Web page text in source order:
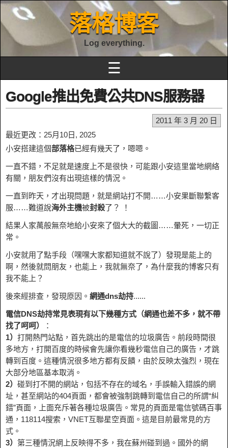
落格博客
Log everything.
☰
Google推出免費公共DNS服務器
2011 年 3 月 20 日
最近更改：25月10日, 2025
小安搭建這個部落格已經有幾天了，嗯嗯。
一直不錯，不足就是速度上不是很快，可能跟小安這里當地網絡
有關，朋友們沒有出現這樣的情況。
一直到昨天，才出現問題，就是網站打不開……小安果斷聯繫客
服……難道說海外主機被封殺了？ ！
結果人家萬般無奈地給小安來了個大大的截圖……暈死，一切正
常。
小安就用了點手段（嘿嘿大家都知道就不說了）發現是能上的
啊，然後就問朋友，也能上，我就無奈了，為什麼我的博客只有
我不能上？
後來經排查，發現原因。 網通dns劫持......
電信DNS劫持常見表現有以下幾種方式（網通也差不多，就不帶
找了呵呵）
：
1） 打開熱門站點，首先跳出的是電信的垃圾廣告。前段時間很
多地方，打開百度的時候會先讓你看幾秒電信自己的廣告，才跳
轉到百度。這種情況很多地方都有反饋，由於反映太強烈，現在
大部分地區基本取消。
2） 碰到打不開的網站，包括不存在的域名，手誤輸入錯誤的網
址，甚至網站的404頁面，都會被強制跳轉到電信自己的所謂“糾
錯”頁面，上面充斥著各種垃圾廣告。常見的頁面是電信號碼百事
通，118114搜索，VNET互聯星空頁面。這是目前最常見的方
式。
3） 第三種情況網上反映得不多，我在蘇州碰到過。國外的網